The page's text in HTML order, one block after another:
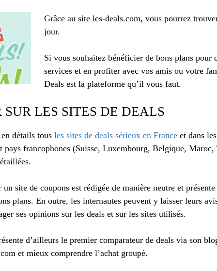
Grâce au site les-deals.com, vous pourrez
jour.
Si vous souhaitez bénéficier de bons plans pour
services et en profiter avec vos amis ou votre
Deals est la plateforme qu’il vous faut.
LES SITES DE DEALS
détails tous les sites de deals sérieux en France et dans
pays francophones (Suisse, Luxembourg, Belgique, Maroc,
site de coupons est rédigée de manière neutre et
plans. En outre, les internautes peuvent y laisser leurs
ses opinions sur les deals et sur les sites utilisés.
d’ailleurs le premier comparateur de deals via son
et mieux comprendre l’achat groupé.